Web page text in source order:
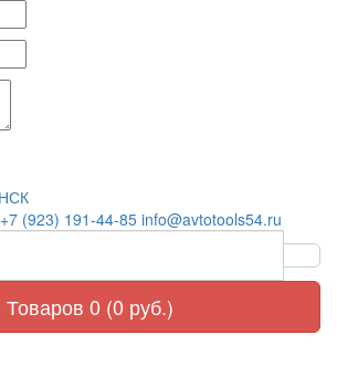
+7 (923) 191-44-85 info@avtotools54.ru
Товаров 0 (0 руб.)